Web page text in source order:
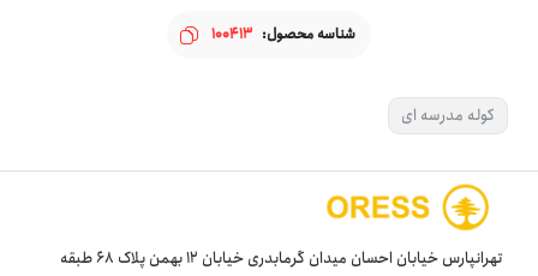
شناسه محصول: 100413
کوله مدرسه ای
تهرانپارس خیابان احسان میدان گرمابدری خیابان 12 بهمن پلاک 68 طبقه